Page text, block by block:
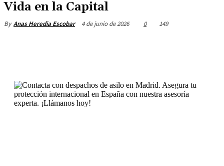
Vida en la Capital
By Anas Heredia Escobar 4 de junio de 2026 0 149